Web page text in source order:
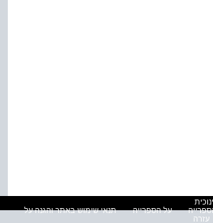
על הספרייה
תנאי שימוש באתר והגנה על
עזרה